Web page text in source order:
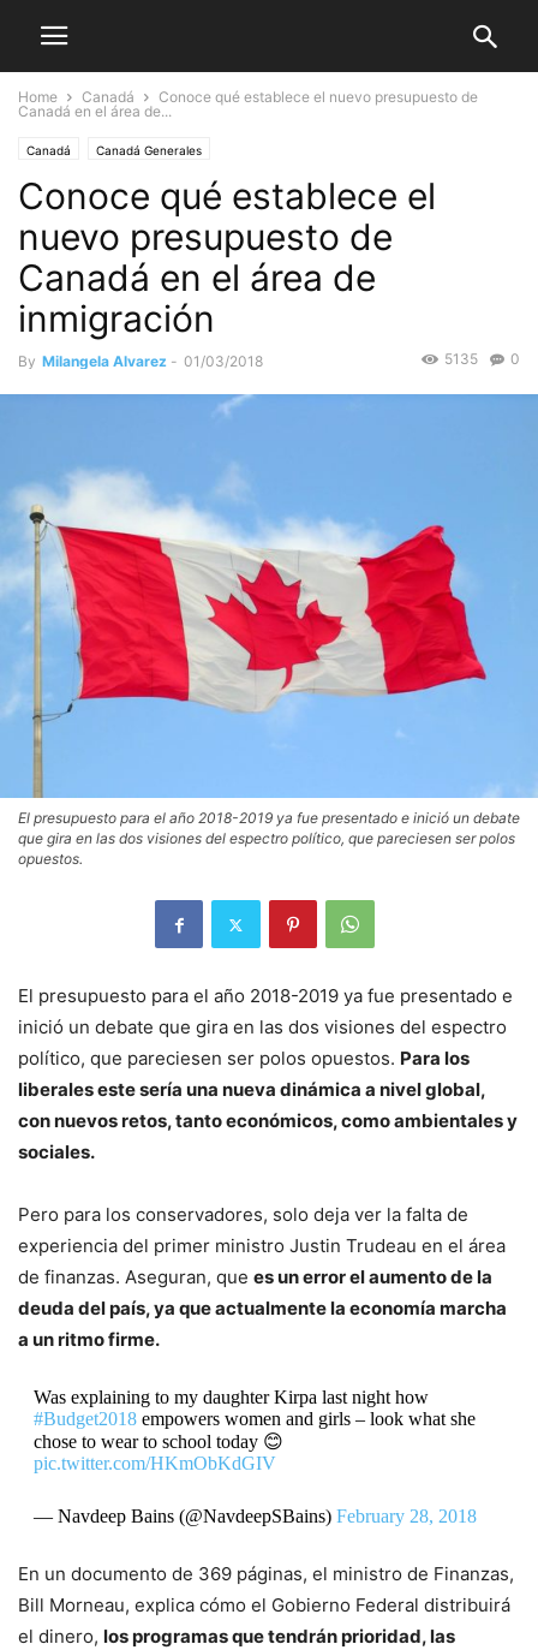
Home Canadá
Conoce qué establece el nuevo presupuesto de
Canadá en el área de...
Canadá Canadá Generales
Conoce qué establece el
nuevo presupuesto de
Canadá en el área de
inmigración
By Milangela Alvarez - 01/03/2018 0
5135
El presupuesto para el año 2018-2019 ya fue presentado e inició un debate
que gira en las dos visiones del espectro político, que pareciesen ser polos
opuestos.
El presupuesto para el año 2018-2019 ya fue presentado e
inició un debate que gira en las dos visiones del espectro
político, que pareciesen ser polos opuestos. Para los
liberales este sería una nueva dinámica a nivel global,
con nuevos retos, tanto económicos, como ambientales y
sociales.
Pero para los conservadores, solo deja ver la falta de
experiencia del primer ministro Justin Trudeau en el área
de finanzas. Aseguran, que es un error el aumento de la
deuda del país, ya que actualmente la economía marcha
a un ritmo firme.
Was explaining to my daughter Kirpa last night how
#Budget2018empowers women and girls – look what she
chose to wear to school today 😊
pic.twitter.com/HKmObKdGIV
— Navdeep Bains (@NavdeepSBains) February 28, 2018
En un documento de 369 páginas, el ministro de Finanzas,
Bill Morneau, explica cómo el Gobierno Federal distribuirá
el dinero, los programas que tendrán prioridad, las